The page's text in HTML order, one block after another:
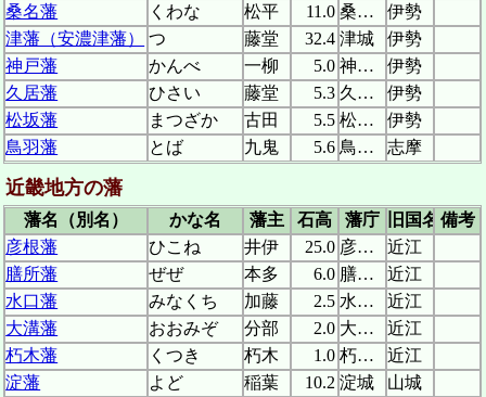
桑名藩
くわな 松平 11.0 桑名城
伊勢
津藩（安濃津藩）
つ 藤堂 32.4 津城
伊勢
神戸藩
かんべ 一柳 5.0 神戸城
伊勢
久居藩
ひさい 藤堂 5.3 久居陣屋
伊勢
松坂藩
まつざか 古田 5.5 松坂城
伊勢
鳥羽藩
とば 九鬼 5.6 鳥羽城 志摩
近畿地方の藩
藩名（別名） かな名 藩主 石高 藩庁 旧国名 備考
彦根藩
ひこね 井伊 25.0 彦根城
近江
膳所藩
ぜぜ 本多 6.0 膳所城
近江
水口藩
みなくち 加藤 2.5 水口城
近江
大溝藩
おおみぞ 分部 2.0 大溝陣屋
近江
朽木藩
くつき 朽木 1.0 朽木陣屋
近江
淀藩
よど 稲葉 10.2 淀城 山城